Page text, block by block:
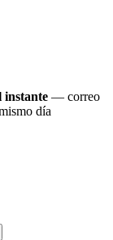
instante — correo
día